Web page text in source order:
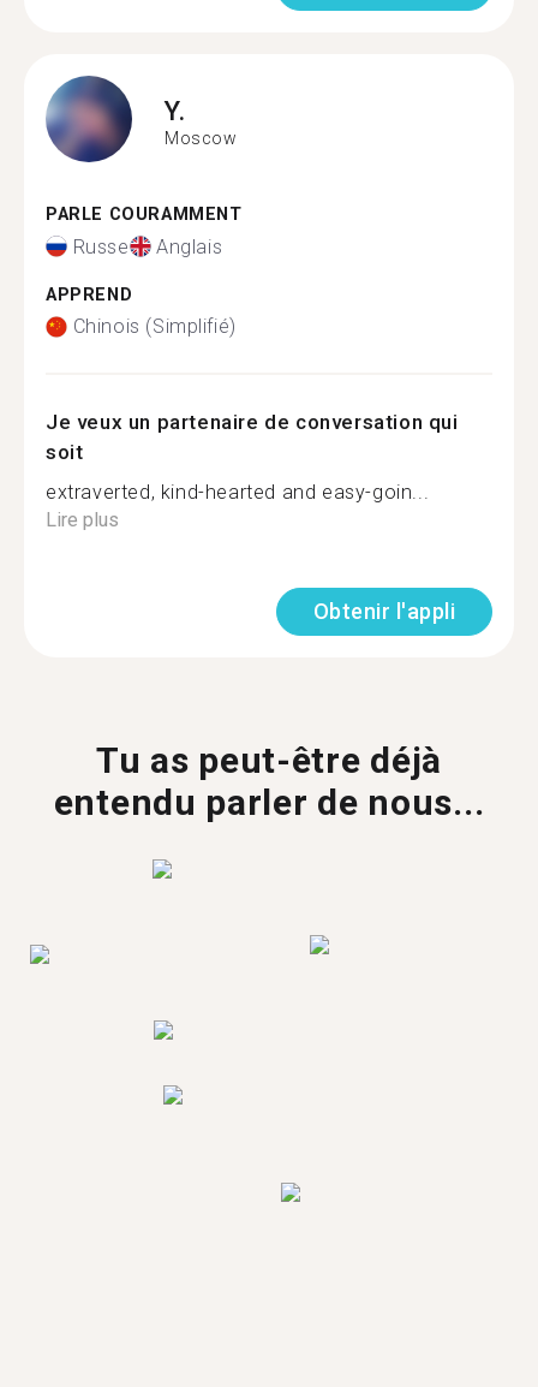
Y.
Moscow
PARLE COURAMMENT
Russe Anglais
APPREND
Chinois (Simplifié)
Je veux un partenaire de conversation qui
soit
extraverted, kind-hearted and easy-goin...
Lire plus
Obtenir l'appli
Tu as peut-être déjà
entendu parler de nous...